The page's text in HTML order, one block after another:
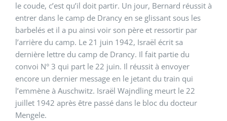
le coude, c’est qu’il doit partir. Un jour, Bernard réussit à
entrer dans le camp de Drancy en se glissant sous les
barbelés et il a pu ainsi voir son père et ressortir par
l’arrière du camp. Le 21 juin 1942, Israël écrit sa
dernière lettre du camp de Drancy. Il fait partie du
convoi N° 3 qui part le 22 juin. Il réussit à envoyer
encore un dernier message en le jetant du train qui
l’emmène à Auschwitz. Israël Wajndling meurt le 22
juillet 1942 après être passé dans le bloc du docteur
Mengele.